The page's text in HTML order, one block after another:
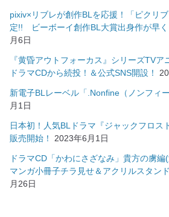
pixiv×リブレが創作BLを応援！「ピクリ
定!! ビーボーイ創作BL大賞出身作が早く
月6日
『黄昏アウトフォーカス』シリーズTV
ドラマCDから続投！＆公式SNS開設！
新電子BLレーベル「.Nonfine（ノンフィ
月1日
日本初！人気BLドラマ『ジャックフロス
販売開始！
2023年6月1日
ドラマCD「かわにさざなみ」貴方の虜
マンガ小冊子チラ見せ＆アクリルスタン
月26日